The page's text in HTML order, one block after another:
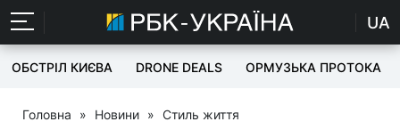
UA
ОБСТРІЛ КИЄВА DRONE DEALS ОРМУЗЬКА ПРОТОКА
Головна » Новини » Стиль життя